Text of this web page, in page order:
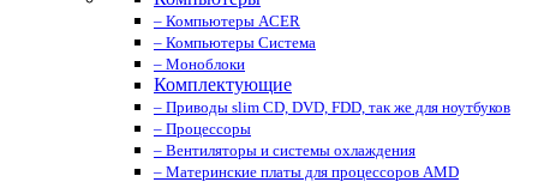
– Компьютеры ACER
– Компьютеры Система
– Моноблоки
Комплектующие
– Приводы slim CD, DVD, FDD, так же для ноутбуков
– Процессоры
– Вентиляторы и системы охлаждения
– Материнские платы для процессоров AMD